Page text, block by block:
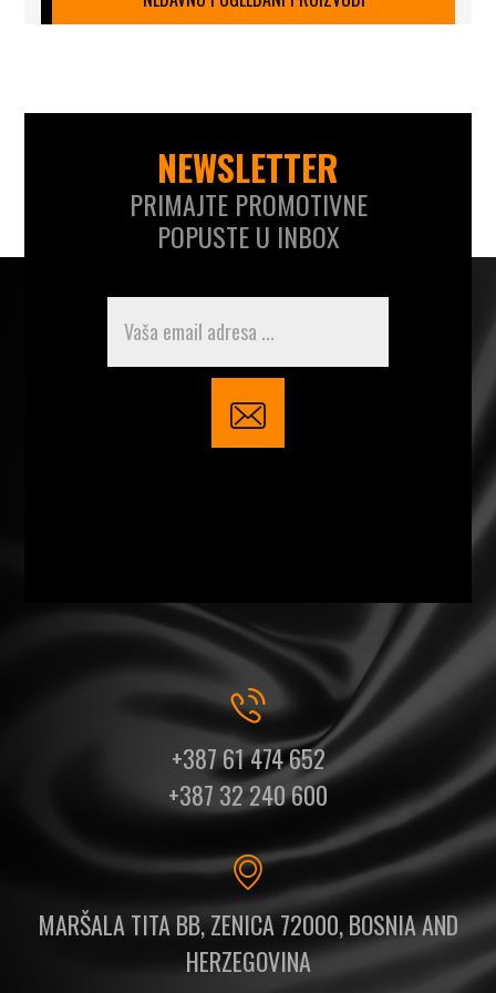
NEWSLETTER
PRIMAJTE PROMOTIVNE
POPUSTE U INBOX
+387 61 474 652
+387 32 240 600
MARŠALA TITA BB, ZENICA 72000, BOSNIA AND
HERZEGOVINA